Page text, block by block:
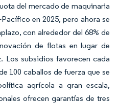
del mercado de maquinaria
en 2025, pero ahora se
con alrededor del 68% de
de flotas en lugar de
Los subsidios favorecen cada
100 caballos de fuerza que se
agrícola a gran escala,
ofrecen garantías de tres